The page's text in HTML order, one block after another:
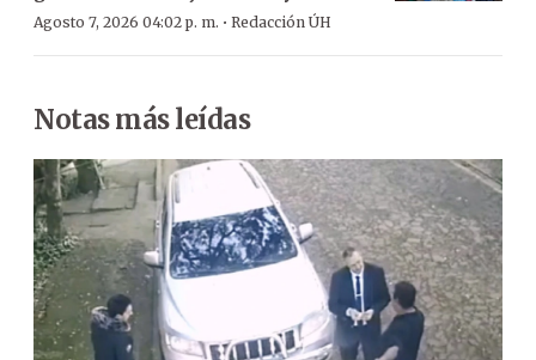
Agosto 7, 2026 04:02 p. m. · Redacción ÚH
Notas más leídas